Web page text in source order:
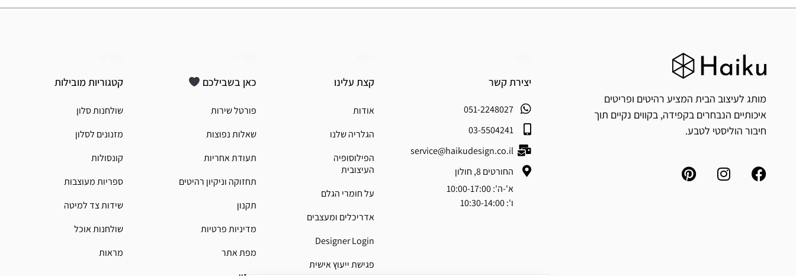
מותג לעיצוב הבית המציע רהיטים ופריטים
איכותיים הנבחרים בקפידה, בקווים נקיים תוך
חיבור הוליסטי לטבע.
יצירת קשר
051-2248027
03-5504241
service@haikudesign.co.il
החורטים 8, חולון
א'-ה': 10:00-17:00
ו': 10:30-14:00
קצת עלינו
אודות
הגלריה שלנו
הפילוסופיה
העיצובית
על חומרי הגלם
אדריכלים ומעצבים
Designer Login
פגישת ייעוץ אישית
כאן בשבילכם
פורטל שירות
שאלות נפוצות
תעודת אחריות
תחזוקה וניקיון רהיטים
תקנון
מדיניות פרטיות
מפת אתר
קטגוריות מובילות
שולחנות סלון
מזנונים לסלון
קונסולות
ספריות מעוצבות
שידות צד למיטה
שולחנות אוכל
מראות